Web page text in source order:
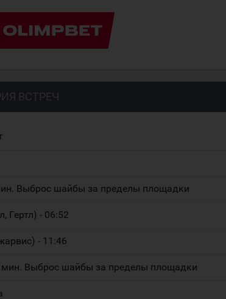
ВСТРЕЧ
Выброс шайбы за пределы площадки
Гертл) - 06:52
- 11:46
мин. Выброс шайбы за пределы площадки